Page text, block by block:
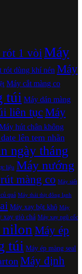
rót 1 vòiMáy
rót dùng khí nén Máy
Máy cắt màng co
túi Máy dán màng
liên tụcMáy
hút chân không
lên tem nhãn
ngày tháng
liệu Máy nướng
màng co Máy siết
quả Máy thái thịt đông lạnh
Máy xay bột khô Máy
xay giò chả Máy xay ngũ cốc
Máy ép
túi Máy ép màng seal
Máy định